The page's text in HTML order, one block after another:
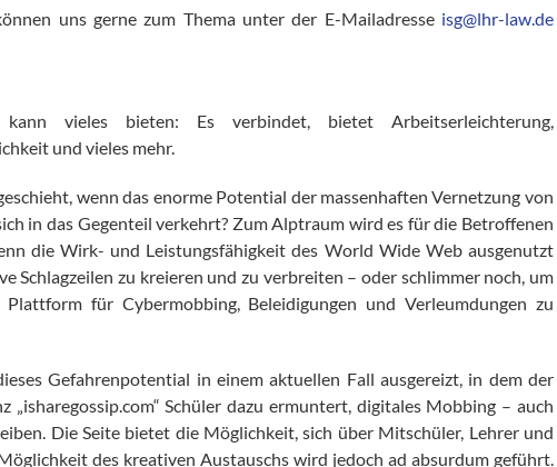
uns gerne zum Thema unter der E-Mailadresse isg@lhr-law.de
vieles bieten: Es verbindet, bietet Arbeitserleichterung,
und vieles mehr.
wenn das enorme Potential der massenhaften Vernetzung von
in das Gegenteil verkehrt? Zum Alptraum wird es für die Betroffenen
die Wirk- und Leistungsfähigkeit des World Wide Web ausgenutzt
Schlagzeilen zu kreieren und zu verbreiten – oder schlimmer noch, um
für Cybermobbing, Beleidigungen und Verleumdungen zu
Gefahrenpotential in einem aktuellen Fall ausgereizt, in dem der
Schüler dazu ermuntert, digitales Mobbing – auch
Die Seite bietet die Möglichkeit, sich über Mitschüler, Lehrer und
des kreativen Austauschs wird jedoch ad absurdum geführt.